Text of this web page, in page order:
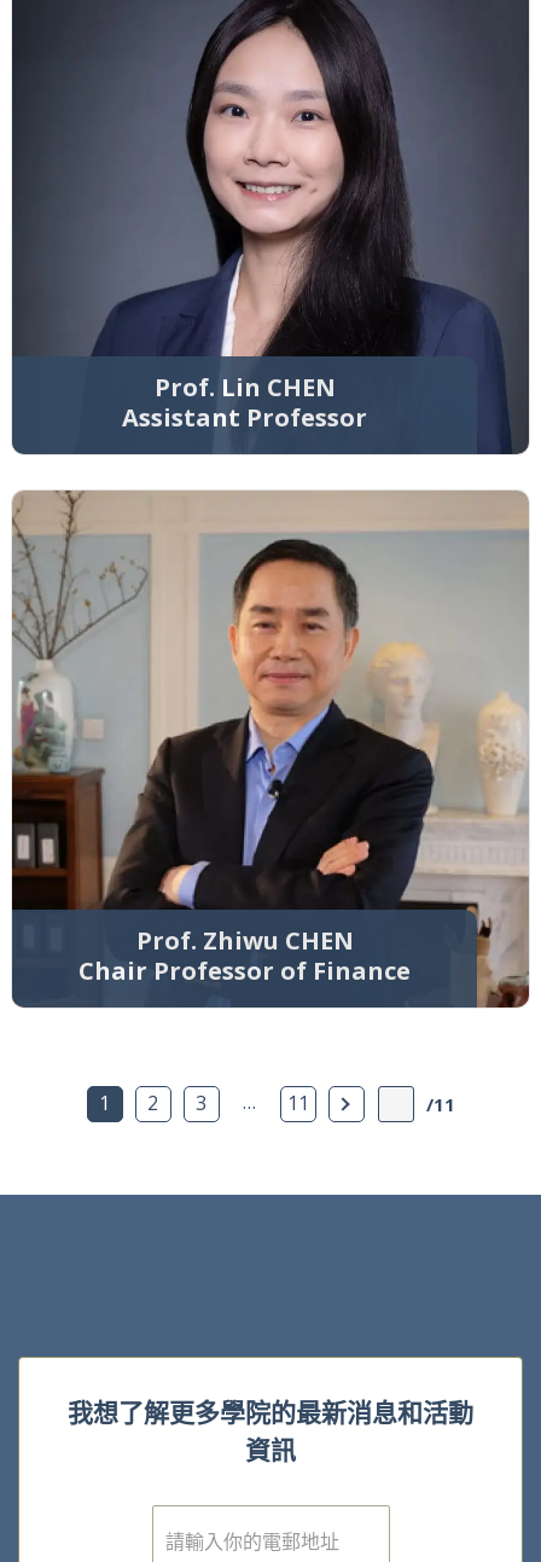
Prof. Lin CHEN
Assistant Professor
Prof. Zhiwu CHEN
Chair Professor of Finance
1 2 3 … 11 下一頁 /11
我想了解更多學院的最新消息和活動
資訊
電
子